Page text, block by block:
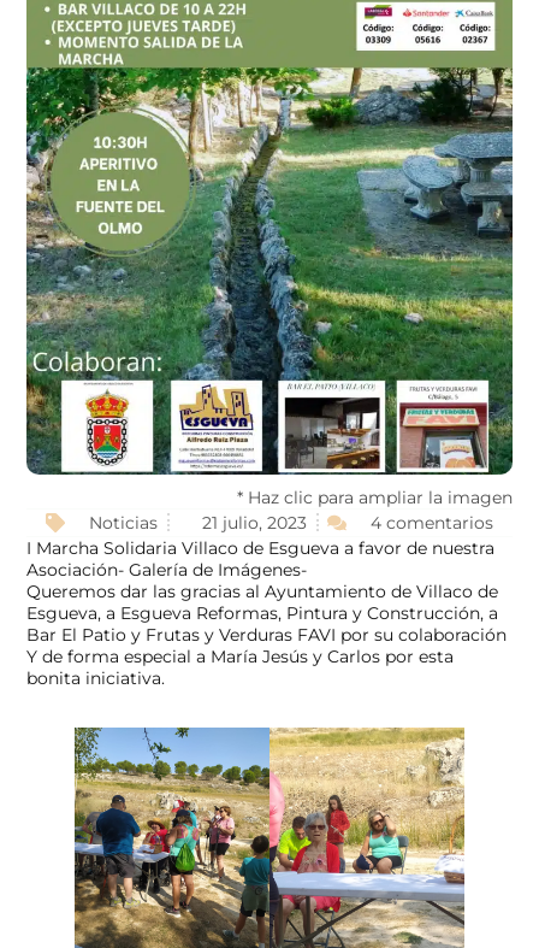
* Haz clic para ampliar la imagen
Noticias
21 julio, 2023
4 comentarios
I Marcha Solidaria Villaco de Esgueva a favor de nuestra
Asociación- Galería de Imágenes-
Queremos dar las gracias al Ayuntamiento de Villaco de
Esgueva, a Esgueva Reformas, Pintura y Construcción, a
Bar El Patio y Frutas y Verduras FAVI por su colaboración
Y de forma especial a María Jesús y Carlos por esta
bonita iniciativa.